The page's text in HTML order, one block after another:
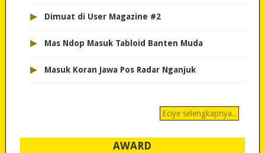
▸ Dimuat di User Magazine #2
▸ Mas Ndop Masuk Tabloid Banten Muda
▸ Masuk Koran Jawa Pos Radar Nganjuk
Eciye selengkapnya..
AWARD